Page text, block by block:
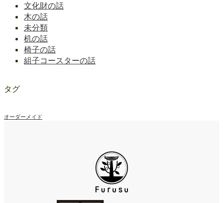
文化財の話
木の話
未分類
机の話
椅子の話
組子コースターの話
タグ
オーダーメイド